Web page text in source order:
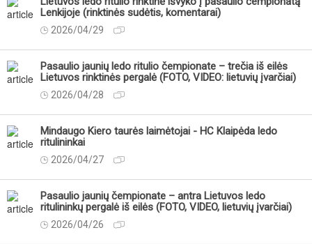
Lenkijoje (rinktinės sudėtis, komentarai)
2026/04/29
Pasaulio jaunių ledo ritulio čempionate – trečia iš eilės
Lietuvos rinktinės pergalė (FOTO, VIDEO: lietuvių įvarčiai)
2026/04/28
Mindaugo Kiero taurės laimėtojai - HC Klaipėda ledo
ritulininkai
2026/04/27
Pasaulio jaunių čempionate – antra Lietuvos ledo
ritulininkų pergalė iš eilės (FOTO, VIDEO, lietuvių įvarčiai)
2026/04/26